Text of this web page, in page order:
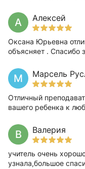
А Алексей
Оксана Юрьевна
объясняет . Спасибо
М Марсель
Отличный
вашего ребенка к
В Валерия
учитель очень
узнала,большое